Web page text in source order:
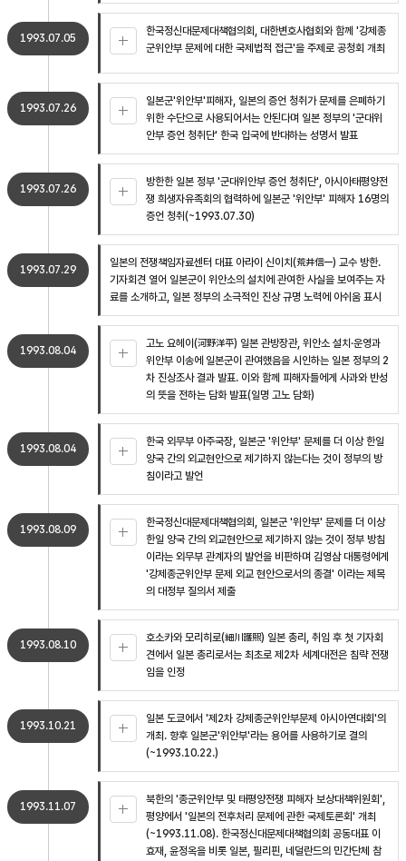
1993.07.05
한국정신대문제대책협의회, 대한변호사협회와 함께 '강제종
군위안부 문제에 대한 국제법적 접근'을 주제로 공청회 개최
1993.07.26
일본군'위안부'피해자, 일본의 증언 청취가 문제를 은폐하기
위한 수단으로 사용되어서는 안된다며 일본 정부의 '군대위
안부 증언 청취단' 한국 입국에 반대하는 성명서 발표
1993.07.26
방한한 일본 정부 '군대위안부 증언 청취단', 아시아태평양전
쟁 희생자유족회의 협력하에 일본군 '위안부' 피해자 16명의
증언 청취(~1993.07.30)
1993.07.29
일본의 전쟁책임자료센터 대표 아라이 신이치(荒井信一) 교수 방한.
기자회견 열어 일본군이 위안소의 설치에 관여한 사실을 보여주는 자
료를 소개하고, 일본 정부의 소극적인 진상 규명 노력에 아쉬움 표시
1993.08.04
고노 요헤이(河野洋平) 일본 관방장관, 위안소 설치·운영과
위안부 이송에 일본군이 관여했음을 시인하는 일본 정부의 2
차 진상조사 결과 발표. 이와 함께 피해자들에게 사과와 반성
의 뜻을 전하는 담화 발표(일명 고노 담화)
1993.08.04
한국 외무부 아주국장, 일본군 '위안부' 문제를 더 이상 한일
양국 간의 외교현안으로 제기하지 않는다는 것이 정부의 방
침이라고 발언
1993.08.09
한국정신대문제대책협의회, 일본군 '위안부' 문제를 더 이상
한일 양국 간의 외교현안으로 제기하지 않는 것이 정부 방침
이라는 외무부 관계자의 발언을 비판하며 김영삼 대통령에게
'강제종군위안부 문제 외교 현안으로서의 종결' 이라는 제목
의 대정부 질의서 제출
1993.08.10
호소카와 모리히로(細川護煕) 일본 총리, 취임 후 첫 기자회
견에서 일본 총리로서는 최초로 제2차 세계대전은 침략 전쟁
임을 인정
1993.10.21
일본 도쿄에서 '제2차 강제종군위안부문제 아시아연대회'의
개최. 향후 일본군'위안부'라는 용어를 사용하기로 결의
(~1993.10.22.)
1993.11.07
북한의 '종군위안부 및 태평양전쟁 피해자 보상대책위원회',
평양에서 '일본의 전후처리 문제에 관한 국제토론회' 개최
(~1993.11.08). 한국정신대문제대책협의회 공동대표 이
효재, 윤정옥을 비롯 일본, 필리핀, 네덜란드의 민간단체 참